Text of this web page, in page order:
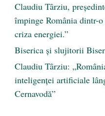
Claudiu Târziu,
împinge România dintr-
criza energiei.”
Biserica și slujitorii
Claudiu Târziu:
inteligenței artificiale
Cernavodă”